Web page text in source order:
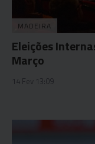
MADEIRA
Eleições
Março
14 Fev 13:09